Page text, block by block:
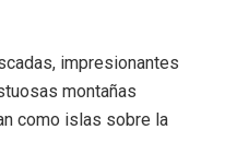
impresionantes
montañas
como islas sobre la